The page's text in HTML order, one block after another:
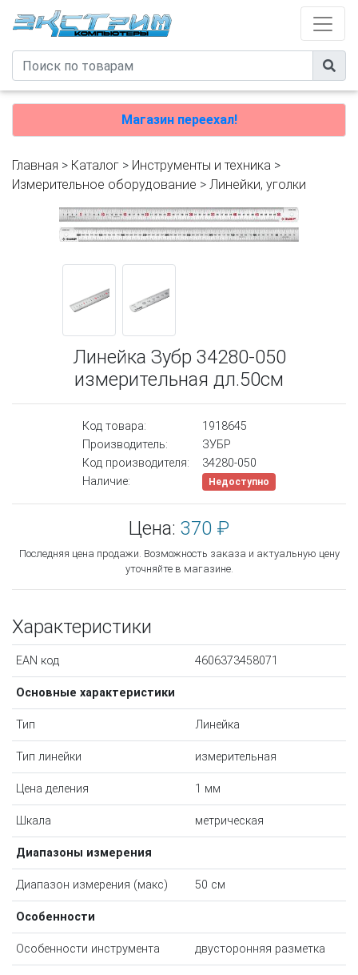
Магазин переехал!
Главная > Каталог > Инструменты и техника >
Измерительное оборудование > Линейки, уголки
Линейка Зубр 34280-050
измерительная дл.50см
Код товара:
1918645
Производитель:
ЗУБР
Код производителя:
34280-050
Наличие:
Недоступно
Цена: 370 ₽
Последняя цена продажи. Возможность заказа и актуальную цену
уточняйте в магазине.
Характеристики
EAN код 4606373458071
Основные характеристики
Тип Линейка
Тип линейки измерительная
Цена деления 1 мм
Шкала метрическая
Диапазоны измерения
Диапазон измерения (макс) 50 см
Особенности
Особенности инструмента двусторонняя разметка